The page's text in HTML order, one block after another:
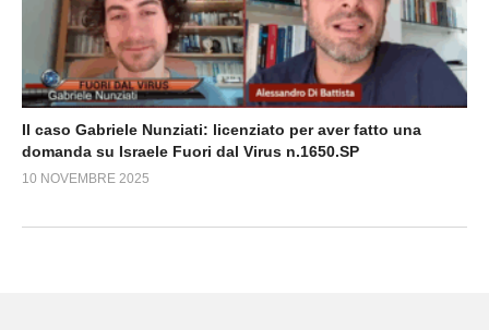
Il caso Gabriele Nunziati: licenziato per aver fatto una
domanda su Israele Fuori dal Virus n.1650.SP
10 NOVEMBRE 2025